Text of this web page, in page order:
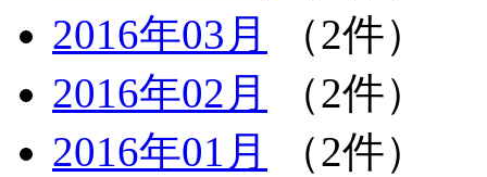
2016年03月
（2件）
2016年02月
（2件）
2016年01月
（2件）